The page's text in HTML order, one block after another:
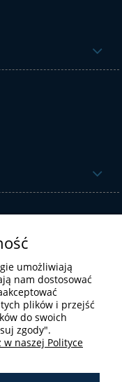
umożliwiają
nam dostosować
plików i przejść
do swoich
zgody".
w naszej Polityce